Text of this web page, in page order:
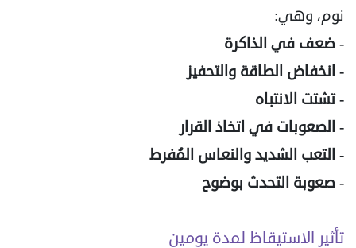
نوم، وهي:
- ضعف في الذاكرة
- انخفاض الطاقة والتحفيز
- تشتت الانتباه
- الصعوبات في اتخاذ القرار
- التعب الشديد والنعاس المُفرط
- صعوبة التحدث بوضوح
تأثير الاستيقاظ لمدة يومين